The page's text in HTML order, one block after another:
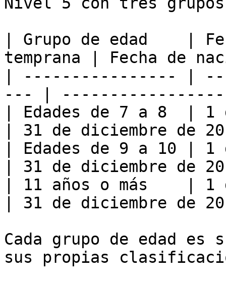
| Grupo de edad    |
temprana | Fecha de
| ---------------- |
--- |
| Edades de 7 a 8  | 1
| 31 de diciembre de
| Edades de 9 a 10 | 1
| 31 de diciembre de
| 11 años o más    | 1
| 31 de diciembre de
Cada grupo de edad es
sus propias